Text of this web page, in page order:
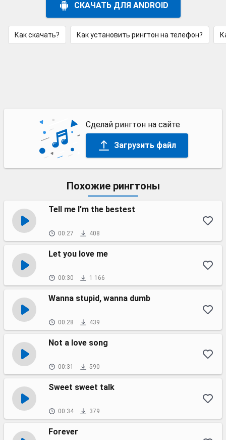
СКАЧАТЬ ДЛЯ ANDROID
Как скачать? Как установить рингтон на телефон?
Сделай рингтон на сайте
Загрузить файл
Похожие рингтоны
Tell me I'm the bestest
00:27 408
Let you love me
00:30 1 166
Wanna stupid, wanna dumb
00:28 439
Not a love song
00:31 590
Sweet sweet talk
00:34 379
Forever